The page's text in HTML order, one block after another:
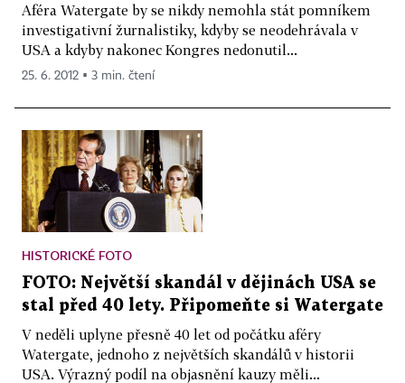
Aféra Watergate by se nikdy nemohla stát pomníkem
investigativní žurnalistiky, kdyby se neodehrávala v
USA a kdyby nakonec Kongres nedonutil...
25. 6. 2012 ▪ 3 min. čtení
HISTORICKÉ FOTO
FOTO: Největší skandál v dějinách USA se
stal před 40 lety. Připomeňte si Watergate
V neděli uplyne přesně 40 let od počátku aféry
Watergate, jednoho z největších skandálů v historii
USA. Výrazný podíl na objasnění kauzy měli...